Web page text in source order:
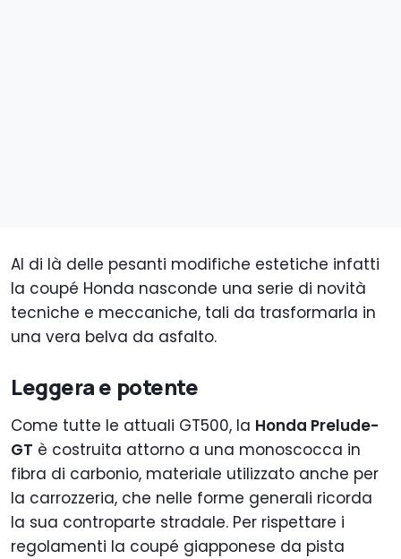
Al di là delle pesanti modifiche estetiche infatti
la coupé Honda nasconde una serie di novità
tecniche e meccaniche, tali da trasformarla in
una vera belva da asfalto.
Leggera e potente
Come tutte le attuali GT500, la Honda Prelude-
GT è costruita attorno a una monoscocca in
fibra di carbonio, materiale utilizzato anche per
la carrozzeria, che nelle forme generali ricorda
la sua controparte stradale. Per rispettare i
regolamenti la coupé giapponese da pista